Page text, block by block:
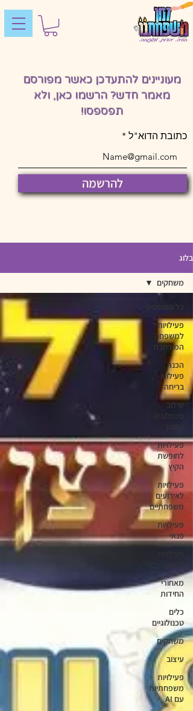
מעוניינים להתעדכן כאשר מפורסם
מאמר חדש? הרשמו כאן, ולא
תפספסו!
כתובת הדוא"ל
להרשמה
בלוג
פעילויות
למשפחה
המורחבת
הכנת
פעילות
בריחה
שילוב
פעילויות
לחופשת
הקיץ
פעילויות
לאירועים
משפחתיים
פעילויות
פנאי
מאחורי
החידות
כלים
טכנולוגיים
משחקים
עיצוב
פעילויות
משפחתיות
עם AI
משחקים